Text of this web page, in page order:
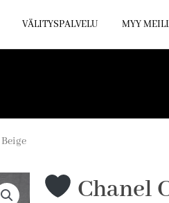
VÄLITYSPALVELU MYY
Chanel